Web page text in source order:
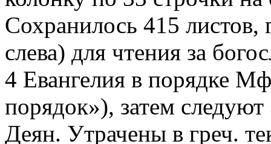
Сохранилось 415 листов,
слева) для чтения за
4 Евангелия в порядке
порядок»), затем
Деян. Утрачены в греч.